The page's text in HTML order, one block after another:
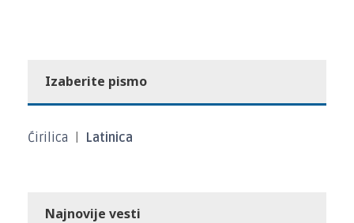
Izaberite pismo
Ćirilica Latinica
Najnovije vesti